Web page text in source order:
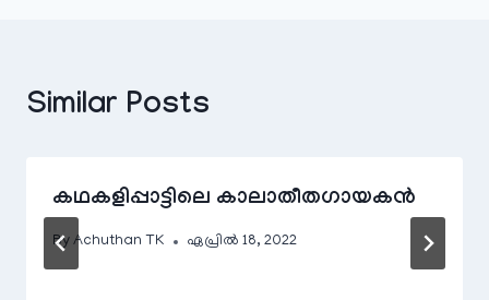
Similar Posts
കഥകളിപ്പാട്ടിലെ കാലാതീതഗായകൻ
By Achuthan TK ഏപ്രിൽ 18, 2022